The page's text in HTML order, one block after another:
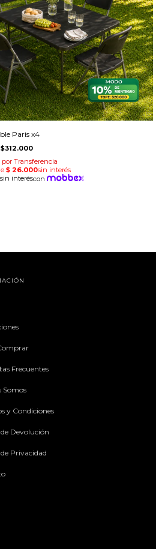
Paris x4
$312.000
Frecuentes
Somos
y Condiciones
Devolución
Privacidad